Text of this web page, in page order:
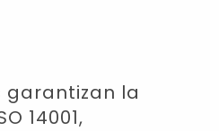
garantizan la
14001,